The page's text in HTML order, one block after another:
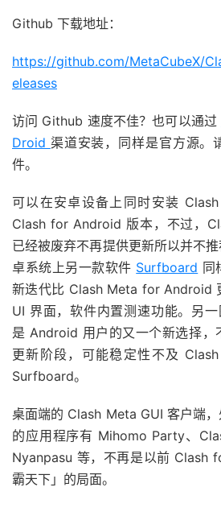
Github 下载地址：
https://github.com/MetaCubeX/
eleases
访问 Github 速度不佳？也可以通过
Droid 渠道安装，同样是官方源。
件。
可以在安卓设备上同时安装
Clash for Android 版本，不过，
已经被废弃不再提供更新所以并不
卓系统上另一款软件 Surfboard 同
新迭代比 Clash Meta for Android
UI 界面，软件内置测速功能。另
是 Android 用户的又一个新选择，
更新阶段，可能稳定性不及
Surfboard。
桌面端的 Clash Meta GUI 客户端
的应用程序有 Mihomo Party、
Nyanpasu 等，不再是以前 Clash
霸天下」的局面。